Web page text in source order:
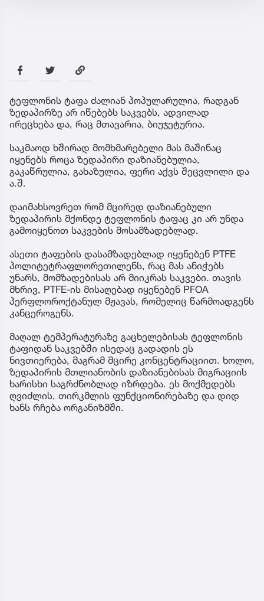
ტეფლონის ტაფა ძალიან პოპულარულია, რადგან
ზედაპირზე არ იწებებს საკვებს, ადვილად
ირეცხება და, რაც მთავარია, ბიუჯეტურია.
საკმაოდ ხშირად მომხმარებელი მას მაშინაც
იყენებს როცა ზედაპირი დაზიანებულია,
გაკაწრულია, გახაზულია, ფერი აქვს შეცვლილი და
ა.შ.
დაიმახსოვრეთ რომ მცირედ დაზიანებული
ზედაპირის მქონდე ტეფლონის ტაფაც კი არ უნდა
გამოიყენოთ საკვების მოსამზადებლად.
ასეთი ტაფების დასამზადებლად იყენებენ PTFE
პოლიტეტრაფლორეთილენს, რაც მას ანიჭებს
უნარს, მომზადებისას არ მიიკრას საკვები. თავის
მხრივ, PTFE-ის მისაღებად იყენებენ PFOA
პერფლოროქტანულ მჟავას, რომელიც წარმოადგენს
კანცეროგენს.
მაღალ ტემპერატურაზე გაცხელებისას ტეფლონის
ტაფიდან საკვებში ისედაც გადადის ეს
ნივთიერება, მაგრამ მცირე კონცენტრაციით. ხოლო,
ზედაპირის მთლიანობის დაზიანებისას მიგრაციის
ხარისხი საგრძნობლად იზრდება. ეს მოქმედებს
ღვიძლის, თირკმლის ფუნქციონირებაზე და დიდ
ხანს რჩება ორგანიზმში.